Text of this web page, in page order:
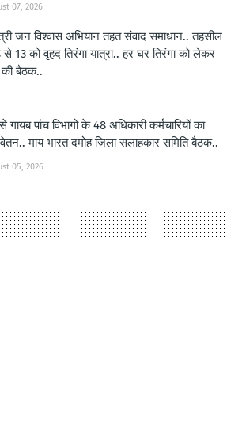
07, 2026
जन विश्वास अभियान तहत संवाद समाधान.. तहसील
से 13 को वृहद तिरंगा यात्रा.. हर घर तिरंगा को लेकर
की बैठक..
गायब पांच विभागों के 48 अधिकारी कर्मचारियों का
माय भारत दमोह जिला सलाहकार समिति बैठक..
05, 2026